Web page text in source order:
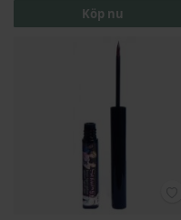
Köp nu